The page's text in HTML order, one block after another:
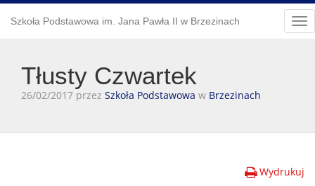
Szkoła Podstawowa im. Jana Pawła II w Brzezinach
Tłusty Czwartek
26/02/2017 przez Szkoła Podstawowa w Brzezinach
Wydrukuj